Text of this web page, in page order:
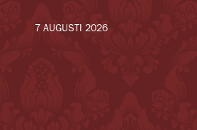
7 AUGUSTI 2026